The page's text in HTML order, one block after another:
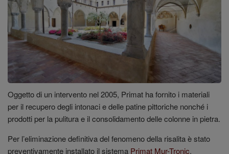
Oggetto di un intervento nel 2005, Primat ha fornito i materiali
per il recupero degli intonaci e delle patine pittoriche nonché i
prodotti per la pulitura e il consolidamento delle colonne in pietra.
Per l’eliminazione definitiva del fenomeno della risalita è stato
preventivamente installato il sistema Primat Mur-Tronic.